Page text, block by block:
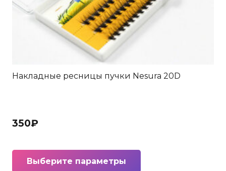
Накладные ресницы пучки Nesura 20D
350₽
Выберите параметры